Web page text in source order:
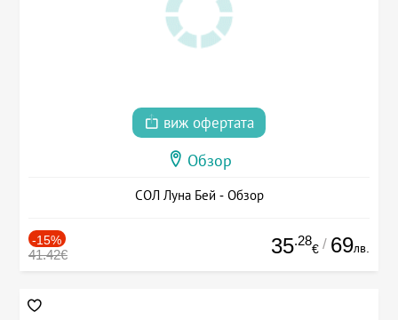
виж офертата
Обзор
СОЛ Луна Бей - Обзор
-15%
41.42€ 35.28
€ / 69лв.